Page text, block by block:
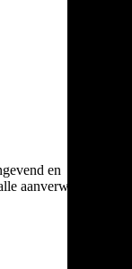
en
aanverwante